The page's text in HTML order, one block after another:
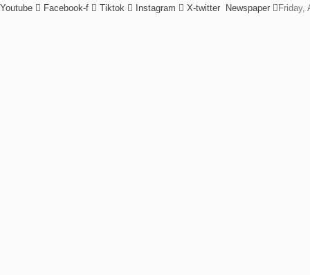
Youtube Facebook-f Tiktok Instagram X-twitter Newspaper Friday,